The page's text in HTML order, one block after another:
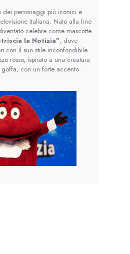
dei personaggi più iconici e
italiana. Nato alla fine
celebre come mascotte
la Notizia”, dove
con il suo stile inconfondibile.
rosso, ispirato a una creatura
goffa, con un forte accento